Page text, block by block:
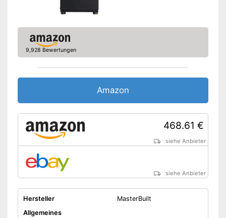
9,928 Bewertungen
Amazon
468.61 €
siehe Anbieter
siehe Anbieter
Hersteller
MasterBuilt
Allgemeines